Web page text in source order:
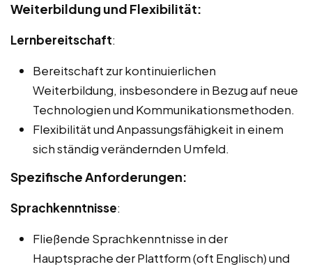
Weiterbildung und Flexibilität:
Lernbereitschaft:
Bereitschaft zur kontinuierlichen
Weiterbildung, insbesondere in Bezug auf neue
Technologien und Kommunikationsmethoden.
Flexibilität und Anpassungsfähigkeit in einem
sich ständig verändernden Umfeld.
Spezifische Anforderungen:
Sprachkenntnisse:
Fließende Sprachkenntnisse in der
Hauptsprache der Plattform (oft Englisch) und